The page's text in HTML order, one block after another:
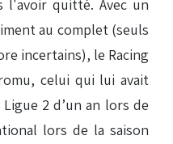
l'avoir quitté. Avec un
au complet (seuls
incertains), le Racing
celui qui lui avait
2 d’un an lors de
lors de la saison